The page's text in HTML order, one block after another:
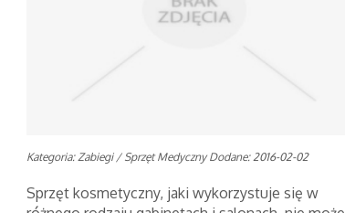
Kategoria: Zabiegi / Sprzęt Medyczny Dodane: 2016-02-02
Sprzęt kosmetyczny, jaki wykorzystuje się w